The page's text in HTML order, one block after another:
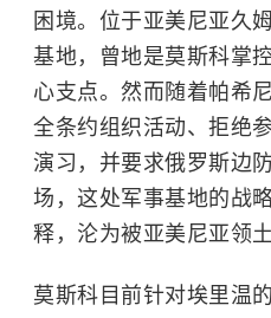
困境。位于亚美尼亚久
基地，曾地是莫斯科掌
心支点。然而随着帕希
全条约组织活动、拒绝
演习，并要求俄罗斯边
场，这处军事基地的战
释，沦为被亚美尼亚领
莫斯科目前针对埃里温